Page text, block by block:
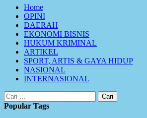
Primary
Menu
Home
OPINI
DAERAH
EKONOMI BISNIS
HUKUM KRIMINAL
ARTIKEL
SPORT, ARTIS & GAYA HIDUP
NASIONAL
INTERNASIONAL
Cari
untuk:
Popular Tags